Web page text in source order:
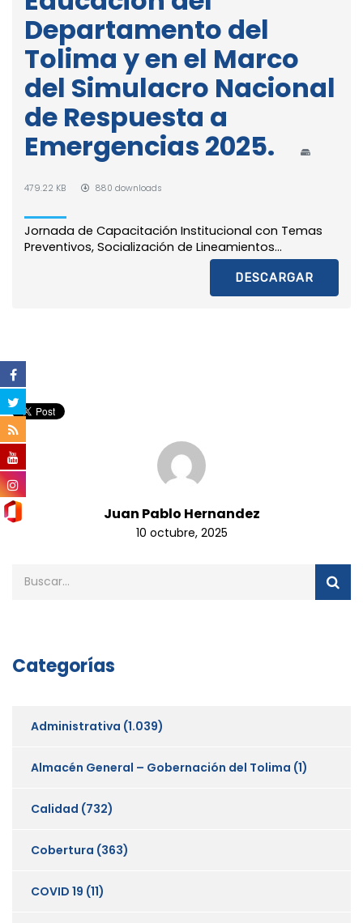
Departamento del
Tolima y en el Marco
del Simulacro Nacional
de Respuesta a
Emergencias 2025.
479.22 KB 880 downloads
Jornada de Capacitación Institucional con Temas
Preventivos, Socialización de Lineamientos...
DESCARGAR
Juan Pablo Hernandez
10 octubre, 2025
Categorías
Administrativa (1.039)
Almacén General – Gobernación del Tolima (1)
Calidad (732)
Cobertura (363)
COVID 19 (11)